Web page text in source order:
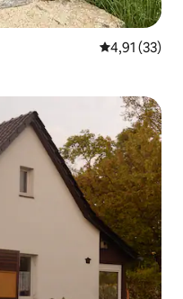
4,91 de uma
4,91 (33)